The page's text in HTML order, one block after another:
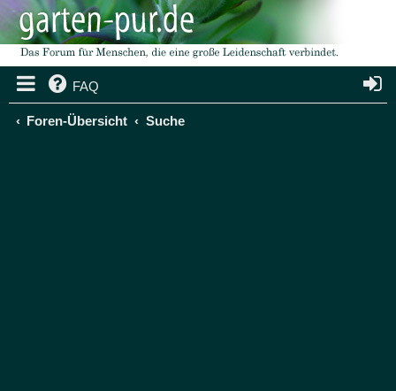
FAQ
Foren-Übersicht Suche